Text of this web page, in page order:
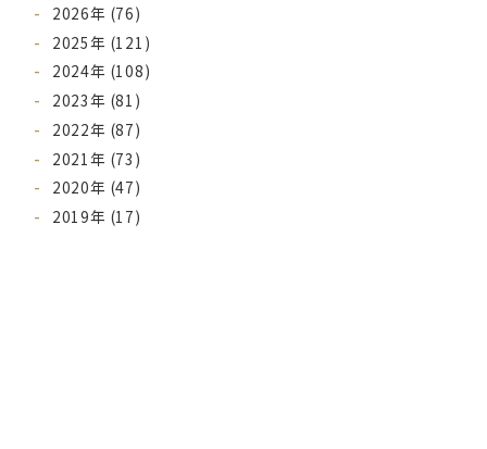
2026年 (76)
2025年 (121)
2024年 (108)
2023年 (81)
2022年 (87)
2021年 (73)
2020年 (47)
2019年 (17)